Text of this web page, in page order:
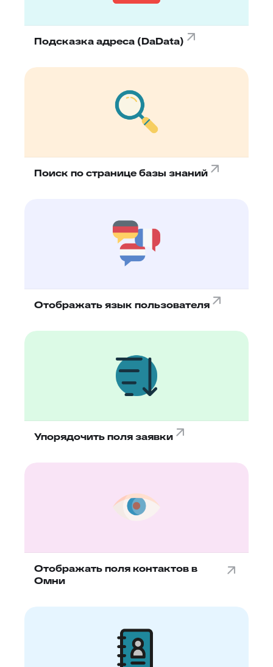
Подсказка адреса (DaData)
Поиск по странице базы знаний
Отображать язык пользователя
Упорядочить поля заявки
Отображать поля контактов в
Омни